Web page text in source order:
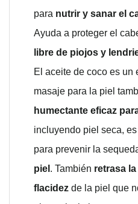
para nutrir y sanar el
Ayuda a proteger el
libre de piojos y
El aceite de coco es un
masaje para la piel
humectante eficaz
incluyendo piel seca,
para prevenir la
piel . También retrasa
flacidez de la piel que